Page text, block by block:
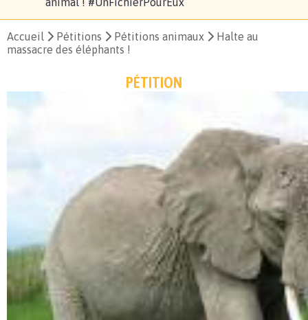
Accueil Pétitions Pétitions animaux
Halte au
massacre des éléphants !
PÉTITION